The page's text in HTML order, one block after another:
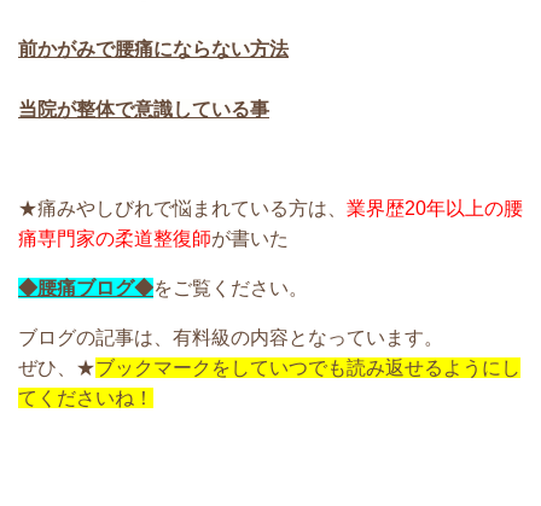
前かがみで腰痛にならない方法
当院が整体で意識している事
★痛みやしびれで悩まれている方は、 業界歴20年以上の腰
痛専門家の柔道整復師が書いた
◆腰痛ブログ◆をご覧ください。
ブログの記事は、有料級の内容となっています。
ぜひ、★ブックマークをしていつでも読み返せるようにし
てくださいね！